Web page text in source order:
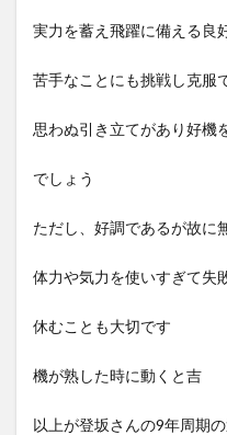
実力を蓄え飛躍に備える良
苦手なことにも挑戦し克服
思わぬ引き立てがあり好機
でしょう
ただし、好調であるが故に
体力や気力を使いすぎて失
休むことも大切です
機が熟した時に動くと吉
以上が登坂さんの9年周期の